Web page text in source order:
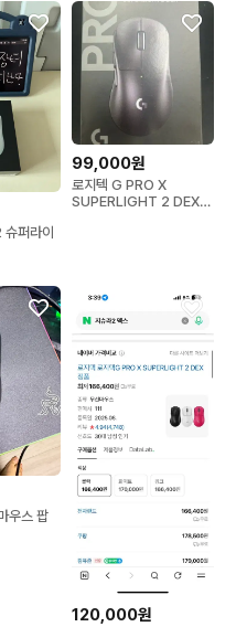
슈퍼라이
99,000원
로지텍 G PRO X
SUPERLIGHT 2 DEX
우스 팝
120,000원